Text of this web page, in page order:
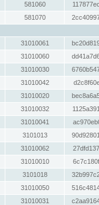
581060
581070
31010061
31010060
31010030
31010042
31010020
31010032
31010041
3101013
31010062
31010010
3101018
31010050
31010031